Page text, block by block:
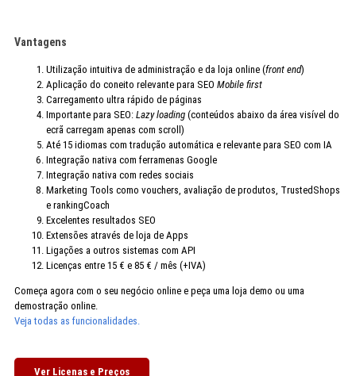
Vantagens
Utilização intuitiva de administração e da loja online (front end)
Aplicação do coneito relevante para SEO Mobile first
Carregamento ultra rápido de páginas
Importante para SEO: Lazy loading(conteúdos abaixo da área visível do
ecrã carregam apenas com scroll)
Até 15 idiomas com tradução automática e relevante para SEO com IA
Integração nativa com ferramenas Google
Integração nativa com redes sociais
Marketing Tools como vouchers, avaliação de produtos, TrustedShops
e rankingCoach
Excelentes resultados SEO
Extensões através de loja de Apps
Ligações a outros sistemas com API
Licenças entre 15 € e 85 € / mês (+IVA)
Começa agora com o seu negócio online e peça uma loja demo ou uma
demostração online.
Veja todas as funcionalidades.
Ver Licenas e Preços